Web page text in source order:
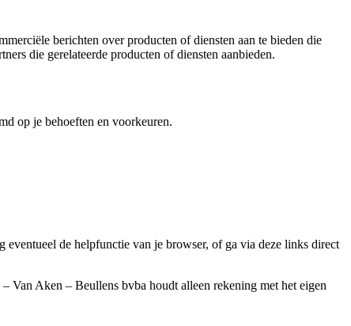
berichten over producten of diensten aan te bieden die
die gerelateerde producten of diensten aanbieden.
op je behoeften en voorkeuren.
de helpfunctie van je browser, of ga via deze links direct
Van Aken – Beullens bvba houdt alleen rekening met het eigen